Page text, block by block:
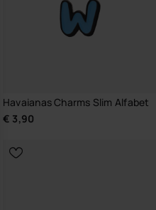
Havaianas Charms Slim Alfabet
€ 3,90